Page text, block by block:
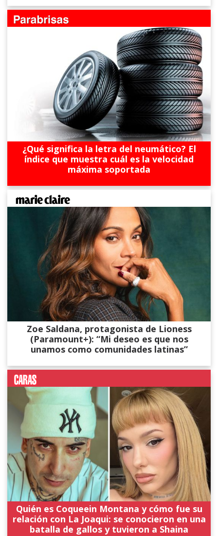
¿Qué significa la letra del neumático? El
índice que muestra cuál es la velocidad
máxima soportada
Zoe Saldana, protagonista de Lioness
(Paramount+): “Mi deseo es que nos
unamos como comunidades latinas”
Quién es Coqueein Montana y cómo fue su
relación con La Joaqui: se conocieron en una
batalla de gallos y tuvieron a Shaina